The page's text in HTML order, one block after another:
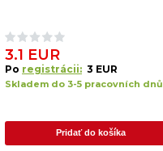
3.1 EUR
Po registrácii: 3 EUR
Skladem do 3-5 pracovních dnů
Pridať do košíka